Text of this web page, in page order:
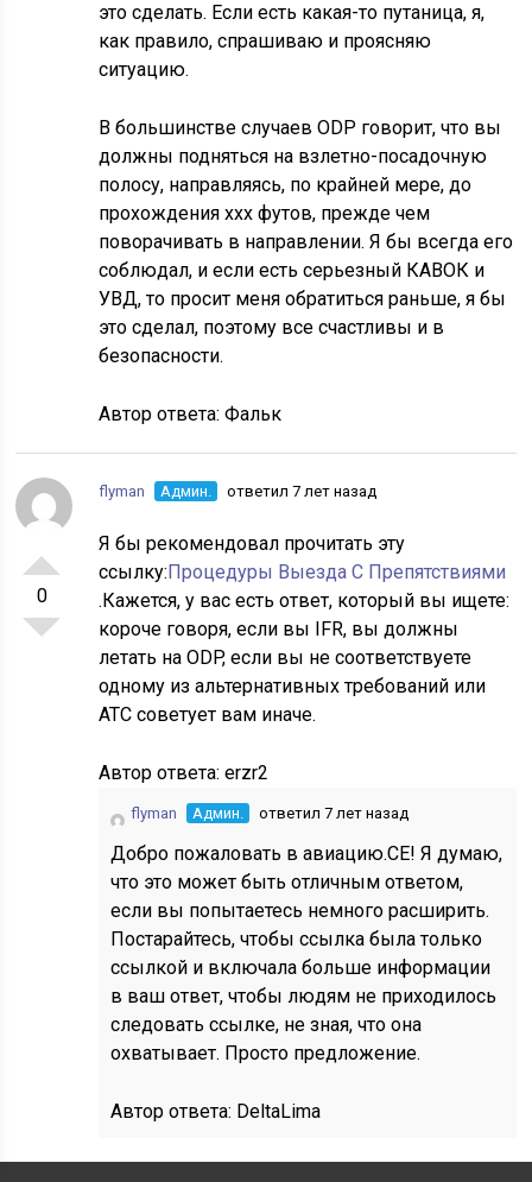
это сделать. Если есть какая-то путаница, я,
как правило, спрашиваю и проясняю
ситуацию.
В большинстве случаев ODP говорит, что вы
должны подняться на взлетно-посадочную
полосу, направляясь, по крайней мере, до
прохождения xxx футов, прежде чем
поворачивать в направлении. Я бы всегда его
соблюдал, и если есть серьезный КАВОК и
УВД, то просит меня обратиться раньше, я бы
это сделал, поэтому все счастливы и в
безопасности.
Автор ответа:Фальк
0
flyman Админ. ответил 7 лет назад
Я бы рекомендовал прочитать эту
ссылку:Процедуры Выезда С Препятствиями
.Кажется, у вас есть ответ, который вы ищете:
короче говоря, если вы IFR, вы должны
летать на ODP, если вы не соответствуете
одному из альтернативных требований или
ATC советует вам иначе.
Автор ответа:erzr2
flyman Админ. ответил 7 лет назад
Добро пожаловать в авиацию.СЕ! Я думаю,
что это может быть отличным ответом,
если вы попытаетесь немного расширить.
Постарайтесь, чтобы ссылка была только
ссылкой и включала больше информации
в ваш ответ, чтобы людям не приходилось
следовать ссылке, не зная, что она
охватывает. Просто предложение.
Автор ответа: DeltaLima